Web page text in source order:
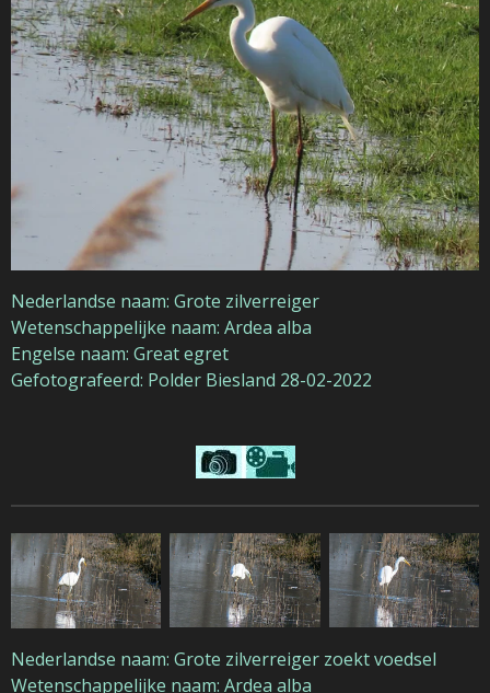
Nederlandse naam: Grote zilverreiger
Wetenschappelijke naam: Ardea alba
Engelse naam: Great egret
Gefotografeerd: Polder Biesland 28-02-2022
Nederlandse naam: Grote zilverreiger zoekt voedsel
Wetenschappelijke naam: Ardea alba